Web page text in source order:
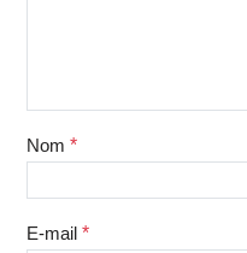
Nom *
E-mail *